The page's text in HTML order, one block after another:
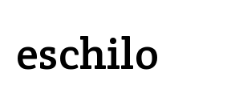
eschilo